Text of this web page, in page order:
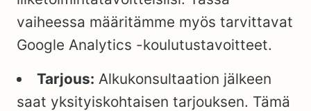
vaiheessa määritämme myös tarvittavat
Google Analytics -koulutustavoitteet.
Tarjous: Alkukonsultaation jälkeen
saat yksityiskohtaisen tarjouksen. Tämä